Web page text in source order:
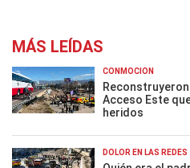
MÁS LEÍDAS
CONMOCIÓN
Acceso Este
heridos
DOLOR EN LAS REDES